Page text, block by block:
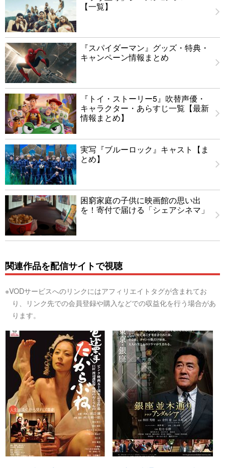
【一覧】
『スパイダーマン』グッズ・特典・
キャンペーン情報まとめ
『トイ・ストーリー5』吹替声優・
キャラクター・あらすじ一覧【最新
情報まとめ】
実写『ブルーロック』キャスト【ま
とめ】
困窮家庭の子供に映画館の思い出
を！寄付で届ける「シェアシネマ」
関連作品を配信サイトで視聴
※VODサービスへのリンクにはアフィリエイトタグが含まれてお
り、リンク先での会員登録や購入などでの収益化を行う場合があ
ります。